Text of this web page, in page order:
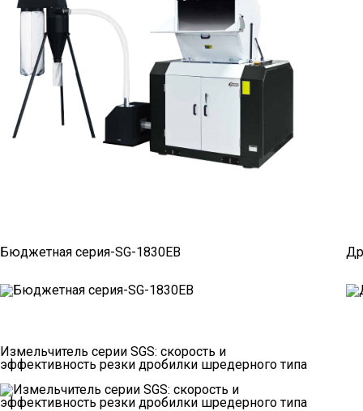
Бюджетная серия-SG-1830EB
Измельчитель серии SGS: скорость и
эффективность резки дробилки шредерного типа